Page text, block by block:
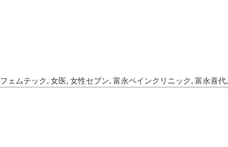
フェムテック , 女医, 女性セブン, 富永ペインクリニック , 富永喜代,